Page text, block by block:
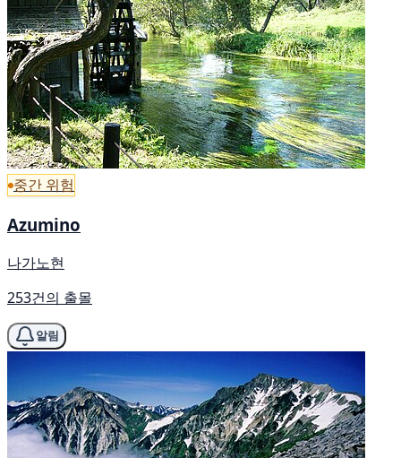
중간 위험
Azumino
나가노현
253건의 출몰
알림